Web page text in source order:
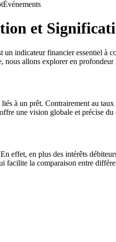
Événements
et
indicateur financier essentiel à
nous allons explorer en
à un prêt. Contrairement au
une vision globale et précise
effet, en plus des intérêts
facilite la comparaison entre